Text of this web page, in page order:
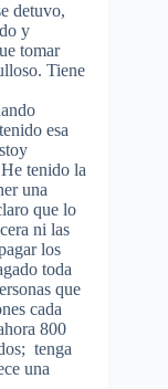
detuvo,
y
tomar
Tiene
esa
tenido la
una
que lo
ni las
los
toda
que
cada
800
tenga
una